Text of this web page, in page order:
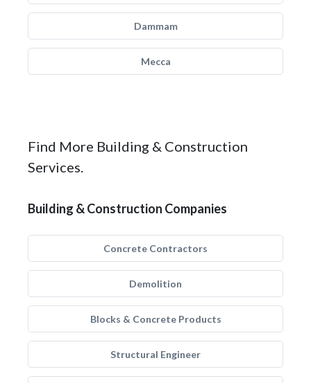
Dammam
Mecca
Find More Building & Construction
Services.
Building & Construction Companies
Concrete Contractors
Demolition
Blocks & Concrete Products
Structural Engineer